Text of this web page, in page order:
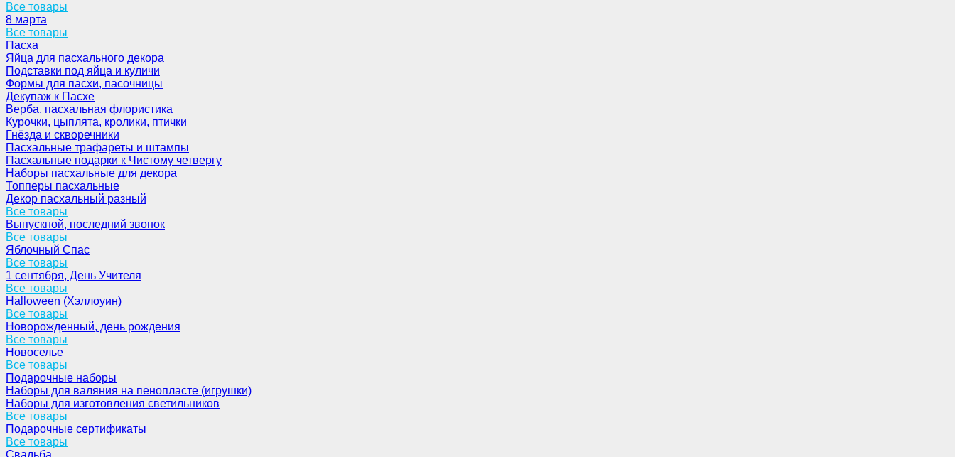
Все товары
8 марта
Все товары
Пасха
Яйца для пасхального декора
Подставки под яйца и куличи
Формы для пасхи, пасочницы
Декупаж к Пасхе
Верба, пасхальная флористика
Курочки, цыплята, кролики, птички
Гнёзда и скворечники
Пасхальные трафареты и штампы
Пасхальные подарки к Чистому четвергу
Наборы пасхальные для декора
Топперы пасхальные
Декор пасхальный разный
Все товары
Выпускной, последний звонок
Все товары
Яблочный Спас
Все товары
1 сентября, День Учителя
Все товары
Halloween (Хэллоуин)
Все товары
Новорожденный, день рождения
Все товары
Новоселье
Все товары
Подарочные наборы
Наборы для валяния на пенопласте (игрушки)
Наборы для изготовления светильников
Все товары
Подарочные сертификаты
Все товары
Свадьба